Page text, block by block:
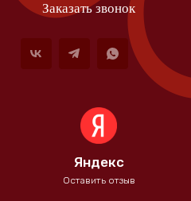
Заказать звонок
Яндекс
Оставить отзыв